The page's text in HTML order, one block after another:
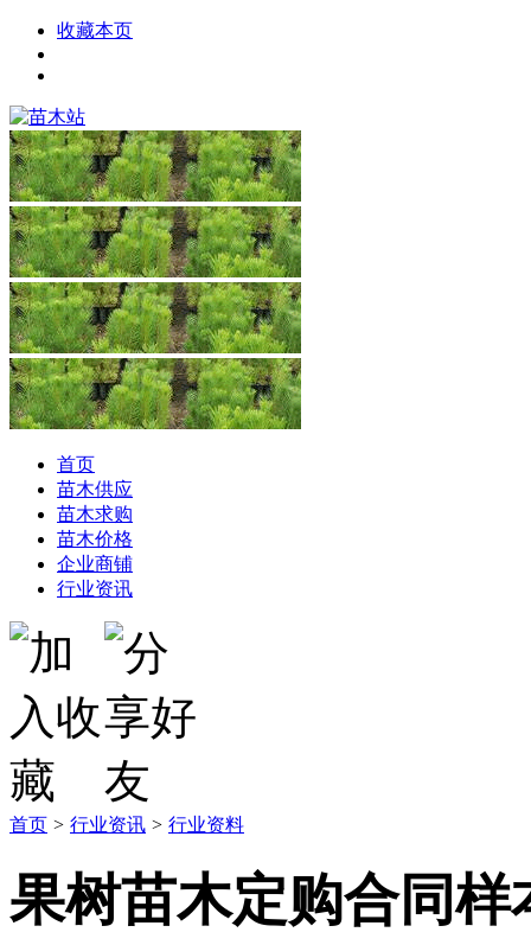
收藏本页
首页
苗木供应
苗木求购
苗木价格
企业商铺
行业资讯
首页 > 行业资讯 > 行业资料
果树苗木定购合同样